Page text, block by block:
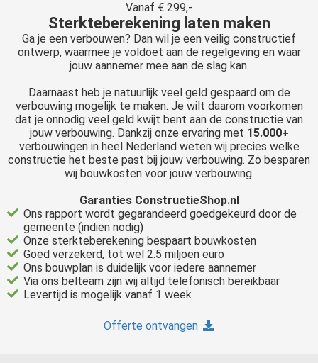
Vanaf € 299,-
Sterkteberekening laten maken
Ga je een verbouwen? Dan wil je een veilig constructief
ontwerp, waarmee je voldoet aan de regelgeving en waar
jouw aannemer mee aan de slag kan.
Daarnaast heb je natuurlijk veel geld gespaard om de
verbouwing mogelijk te maken. Je wilt daarom voorkomen
dat je onnodig veel geld kwijt bent aan de constructie van
jouw verbouwing. Dankzij onze ervaring met 15.000+
verbouwingen in heel Nederland weten wij precies welke
constructie het beste past bij jouw verbouwing. Zo besparen
wij bouwkosten voor jouw verbouwing.
Garanties ConstructieShop.nl
Ons rapport wordt gegarandeerd goedgekeurd door de
gemeente (indien nodig)
Onze sterkteberekening bespaart bouwkosten
Goed verzekerd, tot wel 2.5 miljoen euro
Ons bouwplan is duidelijk voor iedere aannemer
Via ons belteam zijn wij altijd telefonisch bereikbaar
Levertijd is mogelijk vanaf 1 week
Offerte ontvangen